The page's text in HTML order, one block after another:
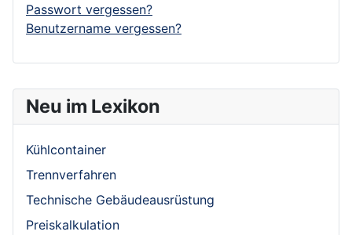
Neu im Lexikon
Kühlcontainer
Trennverfahren
Technische Gebäudeausrüstung
Preiskalkulation
Passwort vergessen?
Benutzername vergessen?